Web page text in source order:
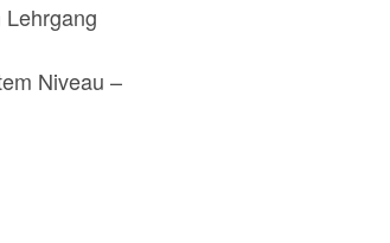
Niveau –